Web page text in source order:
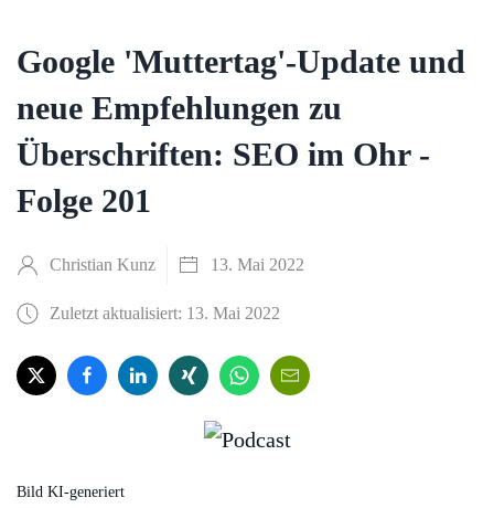
Google 'Muttertag'-Update und
neue Empfehlungen zu
Überschriften: SEO im Ohr -
Folge 201
Christian Kunz 13. Mai 2022
Zuletzt aktualisiert: 13. Mai 2022
Bild KI-generiert